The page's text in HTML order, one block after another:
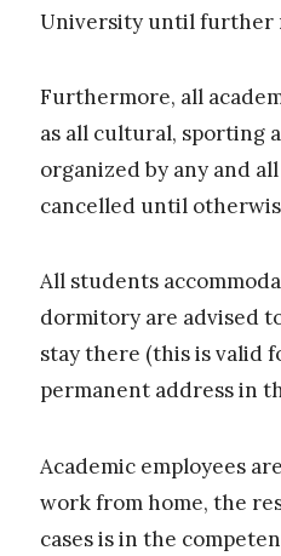
University until further
Furthermore, all
as all cultural, sporting
organized by any and
cancelled until
All students
dormitory are advised
stay there (this is valid
permanent address in
Academic employees
work from home, the
cases is in the